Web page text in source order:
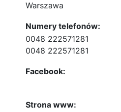
Warszawa
Numery telefonów:
0048 222571281
0048 222571281
Facebook:
Strona www: